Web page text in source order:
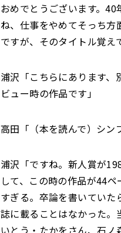
おめでとうございます。
ね、仕事をやめてそっち
ですが、そのタイトル覚え
浦沢「こちらにあります
ビュー時の作品です」
高田「（本を読んで）シン
浦沢「ですね。新人賞が
して、この時の作品が44
すぎる。卒論を書いてい
誌に載ることはなかった。
いとう・たかをさん、石